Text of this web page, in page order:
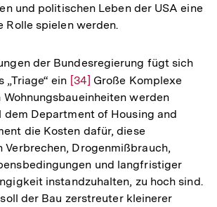
der
Fußnote
und politischen Leben der USA eine
Rolle spielen werden.
der Bundesregierung fügt sich
„Triage“ ein Zur
Auflösung
der
Fußnote
[34] Große Komplexe
werden
dem Department of Housing and
die Kosten dafür, diese
Verbrechen, Drogenmißbrauch,
und langfristiger
instandzuhalten, zu hoch sind.
der Bau zerstreuter kleinerer